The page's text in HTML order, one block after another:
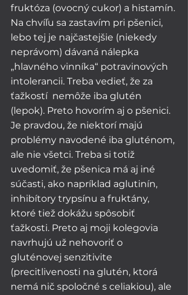
fruktóza (ovocný cukor) a histamín.
Na chvíľu sa zastavím pri pšenici,
lebo tej je najčastejšie (niekedy
neprávom) dávaná nálepka
„hlavného vinníka“ potravinových
intolerancii. Treba vedieť, že za
ťažkostí  nemôže iba glutén
(lepok). Preto hovorím aj o pšenici.
Je pravdou, že niektorí majú
problémy navodené iba gluténom,
ale nie všetci. Treba si totiž
uvedomiť, že pšenica má aj iné
súčasti, ako napríklad aglutinín,
inhibítory trypsínu a fruktány,
ktoré tiež dokážu spôsobiť
ťažkosti. Preto aj moji kolegovia
navrhujú už nehovoriť o
gluténovej senzitivite
(precitlivenosti na glutén, ktorá
nemá nič spoločné s celiakiou), ale